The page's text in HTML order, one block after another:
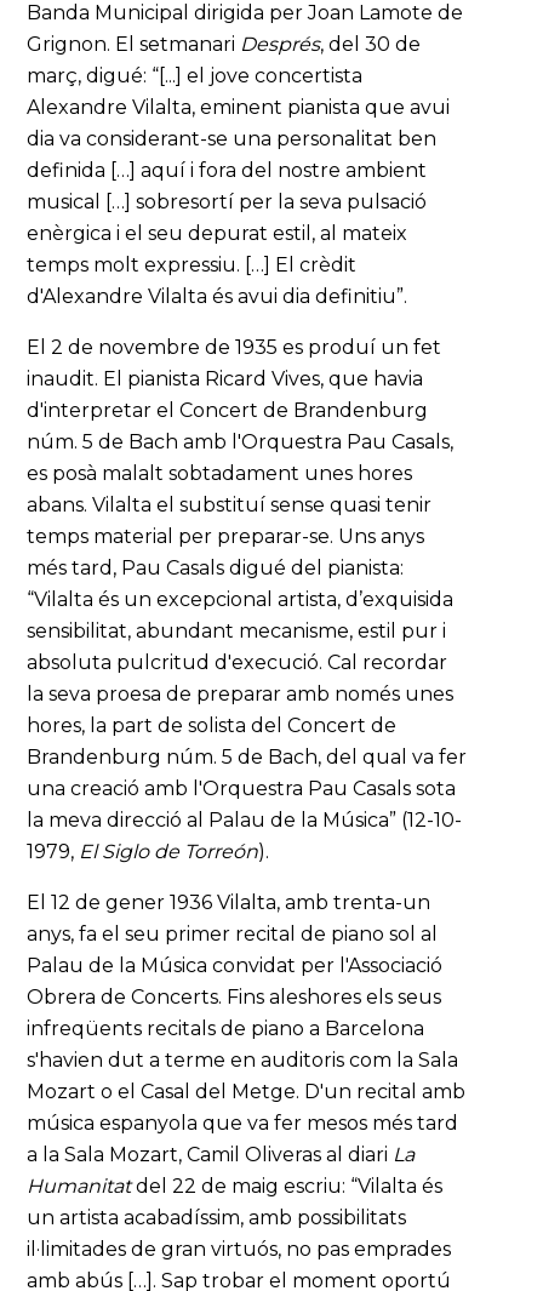
Banda Municipal dirigida per Joan Lamote de
Grignon. El setmanari Després, del 30 de
març, digué: “[...] el jove concertista
Alexandre Vilalta, eminent pianista que avui
dia va considerant-se una personalitat ben
definida […] aquí i fora del nostre ambient
musical […] sobresortí per la seva pulsació
enèrgica i el seu depurat estil, al mateix
temps molt expressiu. […] El crèdit
d'Alexandre Vilalta és avui dia definitiu”.
El 2 de novembre de 1935 es produí un fet
inaudit. El pianista Ricard Vives, que havia
d'interpretar el Concert de Brandenburg
núm. 5 de Bach amb l'Orquestra Pau Casals,
es posà malalt sobtadament unes hores
abans. Vilalta el substituí sense quasi tenir
temps material per preparar-se. Uns anys
més tard, Pau Casals digué del pianista:
“Vilalta és un excepcional artista, d’exquisida
sensibilitat, abundant mecanisme, estil pur i
absoluta pulcritud d'execució. Cal recordar
la seva proesa de preparar amb només unes
hores, la part de solista del Concert de
Brandenburg núm. 5 de Bach, del qual va fer
una creació amb l'Orquestra Pau Casals sota
la meva direcció al Palau de la Música” (12-10-
1979, El Siglo de Torreón).
El 12 de gener 1936 Vilalta, amb trenta-un
anys, fa el seu primer recital de piano sol al
Palau de la Música convidat per l'Associació
Obrera de Concerts. Fins aleshores els seus
infreqüents recitals de piano a Barcelona
s'havien dut a terme en auditoris com la Sala
Mozart o el Casal del Metge. D'un recital amb
música espanyola que va fer mesos més tard
a la Sala Mozart, Camil Oliveras al diari La
Humanitatdel 22 de maig escriu: “Vilalta és
un artista acabadíssim, amb possibilitats
il·limitades de gran virtuós, no pas emprades
amb abús […]. Sap trobar el moment oportú